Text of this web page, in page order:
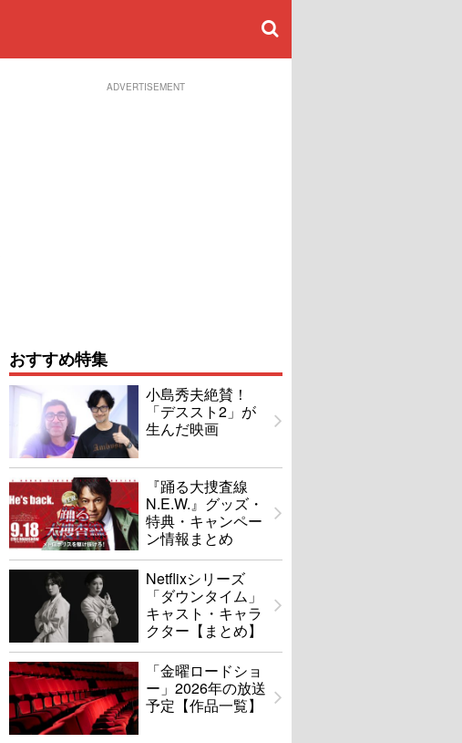
ADVERTISEMENT
おすすめ特集
小島秀夫絶賛！
「デススト2」が
生んだ映画
『踊る大捜査線
N.E.W.』グッズ・
特典・キャンペー
ン情報まとめ
Netflixシリーズ
「ダウンタイム」
キャスト・キャラ
クター【まとめ】
「金曜ロードショ
ー」2026年の放送
予定【作品一覧】